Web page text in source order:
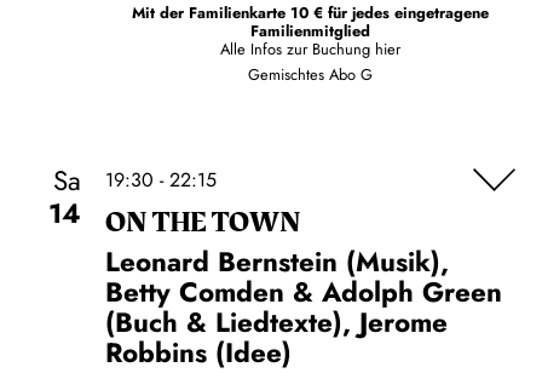
Mit der Familienkarte 10 € für jedes eingetragene
Familienmitglied
Alle Infos zur Buchung hier
Gemischtes Abo G
Sa
14
19:30 - 22:15
ON THE TOWN
Leonard Bernstein (Musik),
Betty Comden & Adolph Green
(Buch & Liedtexte), Jerome
Robbins (Idee)